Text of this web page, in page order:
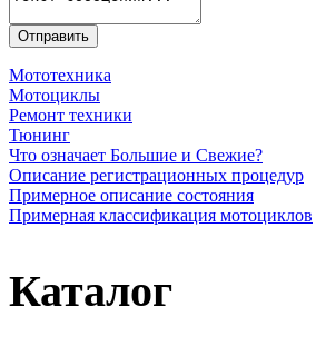
Мототехника
Мотоциклы
Ремонт техники
Тюнинг
Что означает Большие и Свежие?
Описание регистрационных процедур
Примерное описание состояния
Примерная классификация мотоциклов
Каталог